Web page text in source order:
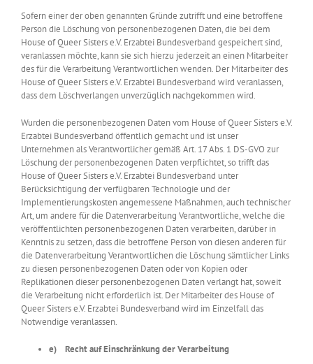
Sofern einer der oben genannten Gründe zutrifft und eine betroffene
Person die Löschung von personenbezogenen Daten, die bei dem
House of Queer Sisters e.V. Erzabtei Bundesverband gespeichert sind,
veranlassen möchte, kann sie sich hierzu jederzeit an einen Mitarbeiter
des für die Verarbeitung Verantwortlichen wenden. Der Mitarbeiter des
House of Queer Sisters e.V. Erzabtei Bundesverband wird veranlassen,
dass dem Löschverlangen unverzüglich nachgekommen wird.
Wurden die personenbezogenen Daten vom House of Queer Sisters e.V.
Erzabtei Bundesverband öffentlich gemacht und ist unser
Unternehmen als Verantwortlicher gemäß Art. 17 Abs. 1 DS-GVO zur
Löschung der personenbezogenen Daten verpflichtet, so trifft das
House of Queer Sisters e.V. Erzabtei Bundesverband unter
Berücksichtigung der verfügbaren Technologie und der
Implementierungskosten angemessene Maßnahmen, auch technischer
Art, um andere für die Datenverarbeitung Verantwortliche, welche die
veröffentlichten personenbezogenen Daten verarbeiten, darüber in
Kenntnis zu setzen, dass die betroffene Person von diesen anderen für
die Datenverarbeitung Verantwortlichen die Löschung sämtlicher Links
zu diesen personenbezogenen Daten oder von Kopien oder
Replikationen dieser personenbezogenen Daten verlangt hat, soweit
die Verarbeitung nicht erforderlich ist. Der Mitarbeiter des House of
Queer Sisters e.V. Erzabtei Bundesverband wird im Einzelfall das
Notwendige veranlassen.
e) Recht auf Einschränkung der Verarbeitung